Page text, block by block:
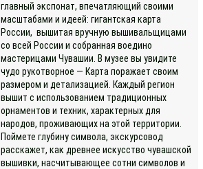
главный экспонат, впечатляющий своими
масштабами и идеей: гигантская карта
России, вышитая вручную вышивальщицами
со всей России и собранная воедино
мастерицами Чувашии. В музее вы увидите
чудо рукотворное — Карта поражает своим
размером и детализацией. Каждый регион
вышит с использованием традиционных
орнаментов и техник, характерных для
народов, проживающих на этой территории.
Поймете глубину символа, экскурсовод
расскажет, как древнее искусство чувашской
вышивки, насчитывающее сотни символов и